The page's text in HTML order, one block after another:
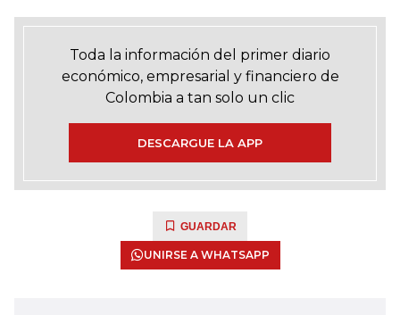
Toda la información del primer diario
económico, empresarial y financiero de
Colombia a tan solo un clic
DESCARGUE LA APP
GUARDAR
UNIRSE A WHATSAPP